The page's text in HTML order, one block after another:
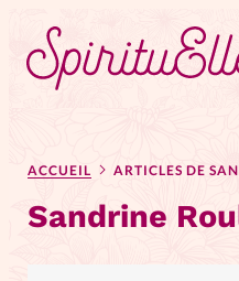
Tous les
ACCUEIL ARTICLES DE
Sandrine